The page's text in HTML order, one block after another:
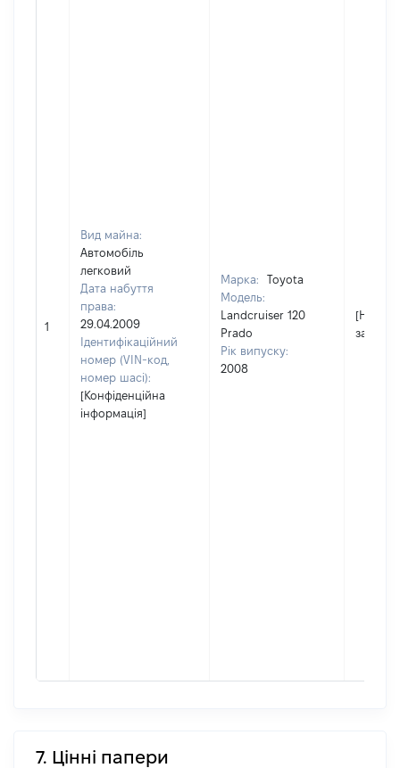
1
Вид майна:
Автомобіль
легковий
Дата набуття
права:
29.04.2009
Ідентифікаційний
номер (VIN-код,
номер шасі):
[Конфіденційна
інформація]
Марка:
Toyota
Модель:
Landcruiser 120
Prado
Рік випуску:
2008
[Не
7. Цінні папери